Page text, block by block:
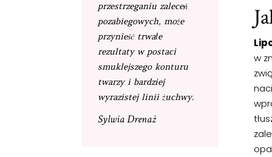
przestrzeganiu zaleceń
pozabiegowych, może
przynieść trwałe
rezultaty w postaci
smuklejszego konturu
twarzy i bardziej
wyrazistej linii żuchwy.
Sylwia Drenaż
w